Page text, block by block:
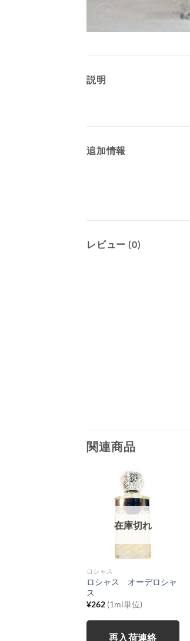
説明
追加情報
レビュー (0)
関連商品
在庫切れ
ロシャス
ロシャス オーデロシャ
ス
¥262 (1ml単位)
再入荷連絡